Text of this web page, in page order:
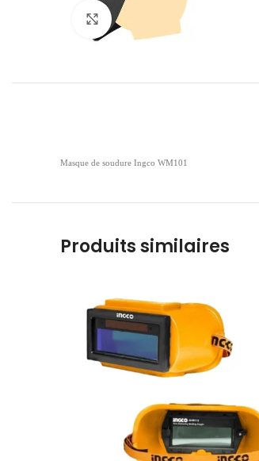
Click to enlarge
Masque de soudure Ingco WM101
Produits similaires